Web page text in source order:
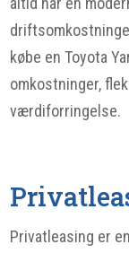
købe en Toyota
omkostninger,
værdiforringelse.
Privatleasing er